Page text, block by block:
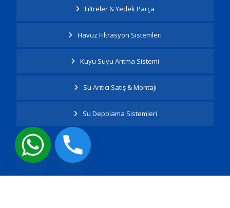
Filtreler & Yedek Parça
Havuz Filtrasyon Sistemleri
Kuyu Suyu Arıtma Sistemi
Su Arıtıcı Satış & Montajı
Su Depolama Sistemleri